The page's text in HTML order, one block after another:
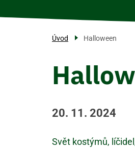
Úvod Halloween
20. 11. 2024
Svět kostýmů,